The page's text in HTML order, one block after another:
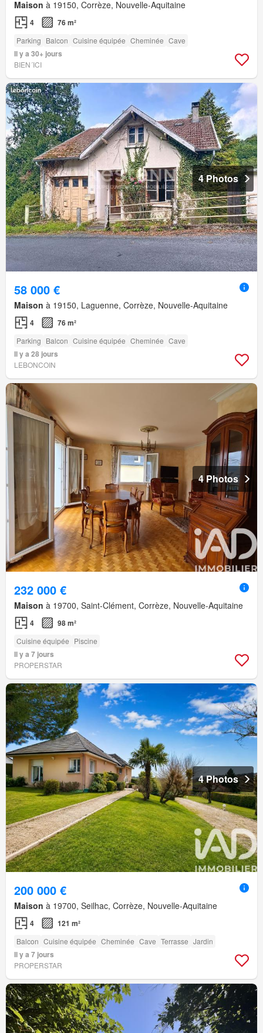
Maison à 19150, Corrèze, Nouvelle-Aquitaine
4 76 m²
Parking Balcon Cuisine équipée Cheminée Cave
Il y a 30+ jours
BIEN´ICI
4 Photos
58 000 €
Maison à 19150, Laguenne, Corrèze, Nouvelle-Aquitaine
4 76 m²
Parking Balcon Cuisine équipée Cheminée Cave
Il y a 28 jours
LEBONCOIN
4 Photos
232 000 €
Maison à 19700, Saint-Clément, Corrèze, Nouvelle-Aquitaine
4 98 m²
Cuisine équipée Piscine
Il y a 7 jours
PROPERSTAR
4 Photos
200 000 €
Maison à 19700, Seilhac, Corrèze, Nouvelle-Aquitaine
4 121 m²
Balcon Cuisine équipée Cheminée Cave Terrasse Jardin
Il y a 7 jours
PROPERSTAR